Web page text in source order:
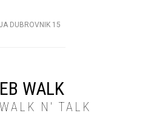
DUBROVNIK 15
WALK
N' TALK